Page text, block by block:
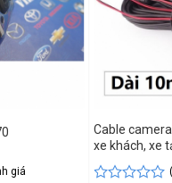
giá
Cable
xe khách, xe